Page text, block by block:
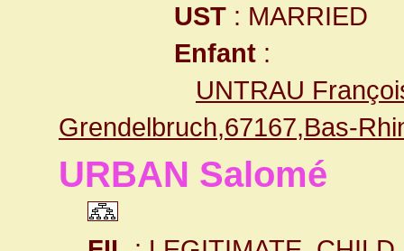
UST : MARRIED
Enfant :
UNTRAU
Grendelbruch,67167,Bas-
URBAN Salomé